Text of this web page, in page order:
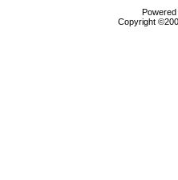
Copyright